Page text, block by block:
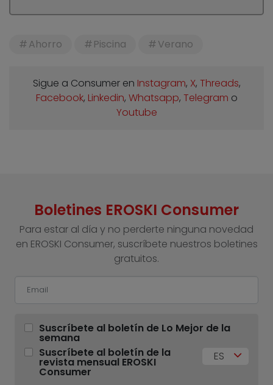
Ahorro Piscina Verano
Sigue a Consumer en Instagram, X, Threads,
Facebook, Linkedin, Whatsapp, Telegram o
Youtube
Boletines EROSKI Consumer
Para estar al día y no perderte ninguna novedad
en EROSKI Consumer, suscríbete nuestros boletines
gratuitos.
Suscríbete al boletín de Lo Mejor de la
semana
Suscríbete al boletín de la
revista mensual EROSKI
Consumer
ES